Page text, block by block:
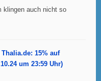
klingen auch nicht so
Thalia.de: 15% auf
um 23:59 Uhr)